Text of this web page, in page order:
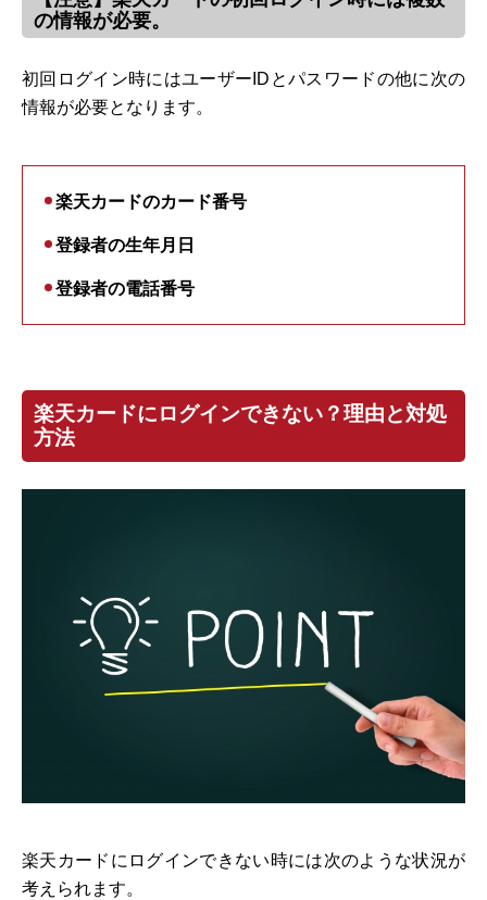
の情報が必要。
初回ログイン時にはユーザーIDとパスワードの他に次の
情報が必要となります。
楽天カードのカード番号
登録者の生年月日
登録者の電話番号
楽天カードにログインできない？理由と対処
方法
楽天カードにログインできない時には次のような状況が
考えられます。